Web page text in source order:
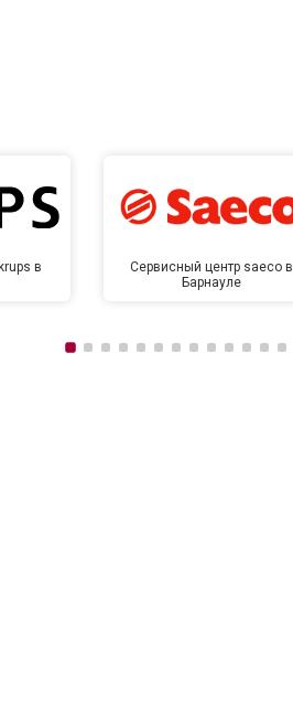
в
Сервисный центр saeco в
Барнауле